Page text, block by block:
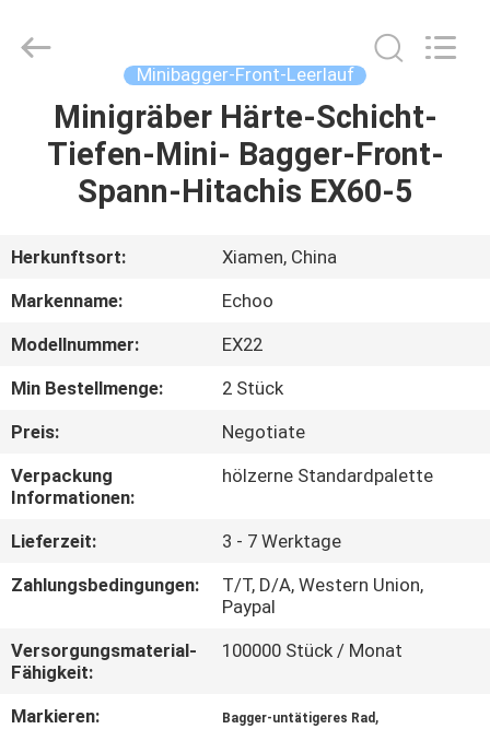
HAUS
PRODUKTE
ÜBER
UNS
FABRIK-
AUSFLUG
QUALITÄTSKONTROLLE
NACHRICHTEN
SIE EIN
ZITAT
Rights
Minibagger-Front-Leerlauf
Minigräber Härte-Schicht-
Tiefen-Mini- Bagger-Front-
Spann-Hitachis EX60-5
Herkunftsort:
Xiamen, China
Markenname:
Echoo
Modellnummer:
EX22
Min Bestellmenge:
2 Stück
Preis:
Negotiate
Verpackung
Informationen:
hölzerne Standardpalette
Lieferzeit:
3 - 7 Werktage
Zahlungsbedingungen:
T/T, D/A, Western Union,
Paypal
Versorgungsmaterial-
Fähigkeit:
100000 Stück / Monat
Markieren: Bagger-untätigeres Rad ,